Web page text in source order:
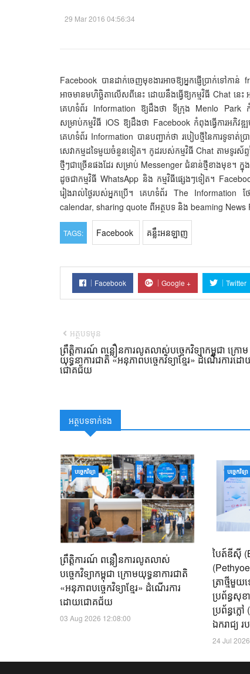
29 Mar 2016 04:56:34
Facebook ​បាន​ដាក់​ចេញ​មុខងារ​អាច​ឱ្យ​អ្នក​ផ្ញើ​ប្រាក់​ទៅ​ក
អាច​មាន​មហិច្ឆិតា​លើសពី​នេះ​ ដោយ​នឹង​ធ្វើ​ឱ្យ​កម្មវិធី Chat ន
គេហទំព័រ Information ឱ្យ​ដឹង​ថា ទីក្រុង Menlo Park ​​កំពុ
សម្រាប់​កម្មវិធី iOS ​ឱ្យ​ដឹង​ថា Facebook កំពុង​ធ្វើការ​អភិវ
គេហទំព័រ Information បាន​បញ្ជាក់​ថា ​របៀប​ថ្មី​នៃ​ការ​ទូទា
សេវាកម្ម​ដទៃ​មួយ​ចំនួន​ទៀត។ កូដ​របស់​កម្មវិធី Chat ​តាម​ទូរស័ព្
ថ្មីៗ​ជាច្រើន​ផង​ដែរ សម្រាប់ Messenger ជំនាន់​ថ្មី​ខាងមុខ។ ​ក្
ដូច​ជា​កម្មវិធី WhatsApp និង ​កម្មវិធី​ផ្សេងៗ​ទៀត។
រៀងរាល់​ថ្ងៃ​របស់​អ្នក​ប្រើ។ គេហទំព័រ The
calendar, sharing quote ពី​អត្ថបទ និង beaming
TAGS: Facebook គន្លឹះអនឡាញ
Facebook Google + Twitter
អត្ថបទមុន
ព្រឹត្តិការណ៍ ពន្លឿនការលូតលាស់បច្ចេកវិទ្យាកម្ពុជា ក្រោម
យុទ្ធនាការជាតិ «អនុភាពបច្ចេកវិទ្យាខ្មែរ» ដំណើរការដ
ជោគជ័យ
អត្ថបទទាក់ទង
បច្ចេកវិទ្យា
ព្រឹត្តិការណ៍ ពន្លឿនការលូតលាស់
បច្ចេកវិទ្យាកម្ពុជា ក្រោមយុទ្ធនាការជាតិ
«អនុភាពបច្ចេកវិទ្យាខ្មែរ» ដំណើរការ
ដោយជោគជ័យ
03 Aug 2026 12:08:00
បច្ចេកវិទ្យា
បៃត៍ឌីស៊ី
ត្រាថ្មីមួ
ប្រព័ន្ធសុ
ប្រព័ន្ធក្ល
ឯករាជ្យ
24 Jul